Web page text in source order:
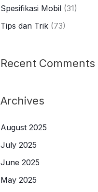
Spesifikasi Mobil (31)
Tips dan Trik (73)
Recent Comments
Archives
August 2025
July 2025
June 2025
May 2025